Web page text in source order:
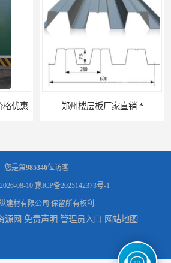
郑州楼层板厂家直销 *
河南郑州移动式高空瓦机租赁公司 提高施工效率 河南郑州生产加工彩钢围挡 郑州鑫纵 质量好 围挡加工
您是第985346位访客
08-10 豫ICP备2025142373号-1
建材有限公司 保留所有权利.
源网 免责声明 管理员入口 网站地图